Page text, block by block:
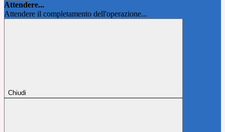
Attendere...
Attendere il completamento dell'operazione...
Chiudi